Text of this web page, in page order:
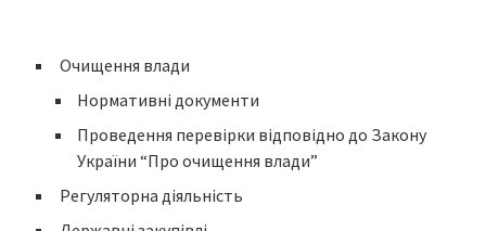
Очищення влади
Нормативні документи
Проведення перевірки відповідно до Закону
України “Про очищення влади”
Регуляторна діяльність